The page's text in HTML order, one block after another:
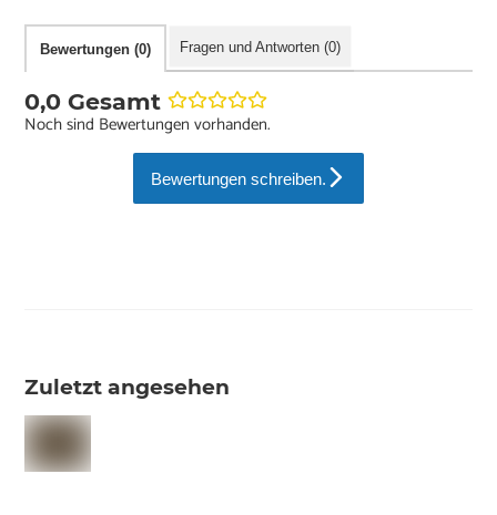
Bewertungen (0) Fragen und Antworten (0)
0,0 Gesamt
Noch sind Bewertungen vorhanden.
Bewertungen schreiben.
Zuletzt angesehen